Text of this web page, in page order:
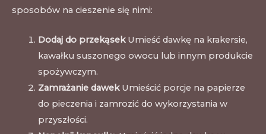
sposobów na cieszenie się nimi:
Dodaj do przekąsekUmieść dawkę na krakersie,
kawałku suszonego owocu lub innym produkcie
spożywczym.
Zamrażanie dawekUmieścić porcje na papierze
do pieczenia i zamrozić do wykorzystania w
przyszłości.